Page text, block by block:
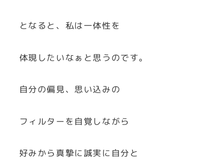
となると、私は一体性を
体現したいなぁと思うのです。
自分の偏見、思い込みの
フィルターを自覚しながら
好みから真摯に誠実に自分と